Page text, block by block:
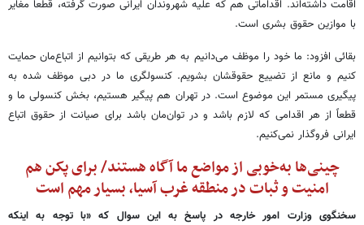
اقامت داشته‌اند. اقداماتی هم که علیه شهروندان ایرانی صورت گرفته، قطعاً مغایر
با موازین حقوق بشری است.
بقائی افزود: ما خود را موظف می‌دانیم به هر طریقی که بتوانیم از اتباع‌مان حمایت
کنیم و مانع از تضییع حقوقشان بشویم. کنسولگری ما در دبی موظف شده به
پیگیری مستمر این موضوع است. در تهران هم پیگیر هستیم، بخش کنسولی ما و
قطعاً از هر اقدامی که لازم باشد و در توان‌مان باشد برای صیانت از حقوق اتباع
ایرانی فروگذار نمی‌کنیم.
چینی‌ها به‌خوبی از مواضع ما آگاه هستند/ برای پکن هم
امنیت و ثبات در منطقه غرب آسیا، بسیار مهم است
سخنگوی وزارت امور خارجه در پاسخ به این سوال که «با توجه به اینکه